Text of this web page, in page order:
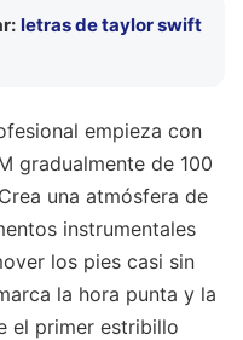
letras de taylor swift
empieza con
gradualmente de 100
una atmósfera de
instrumentales
los pies casi sin
la hora punta y la
el primer estribillo